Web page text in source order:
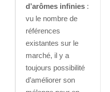
d’arômes infinies :
vu le nombre de
références
existantes sur le
marché, il y a
toujours possibilité
d’améliorer son